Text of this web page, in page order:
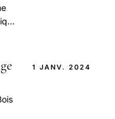
1 JANV. 2024